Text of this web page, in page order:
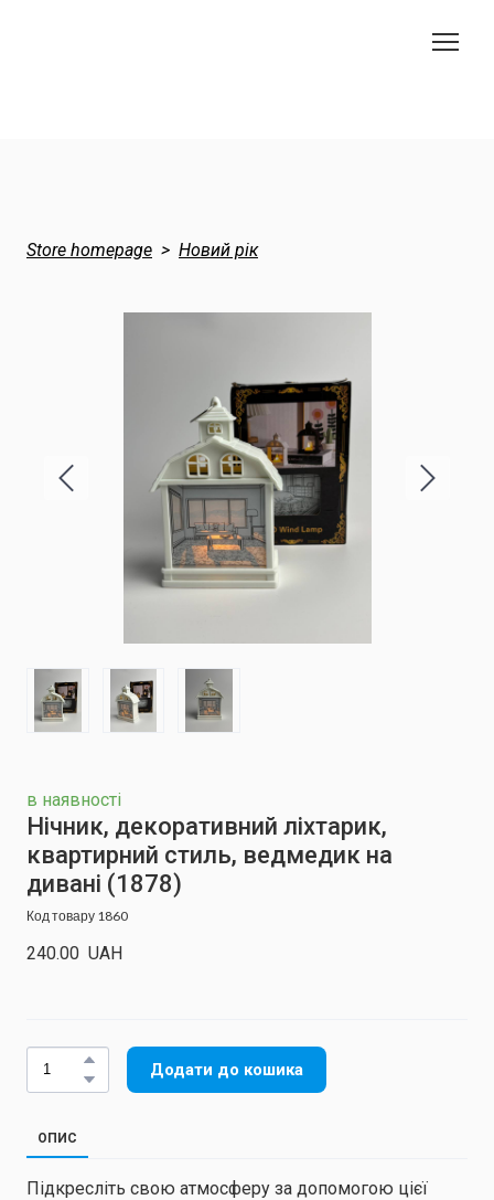
Store homepage Новий рік
в наявності
Нічник, декоративний ліхтарик,
квартирний стиль, ведмедик на
дивані (1878)
Код товару 1860
240.00  UAH
Додати до кошика
ОПИС
Підкресліть свою атмосферу за допомогою цієї